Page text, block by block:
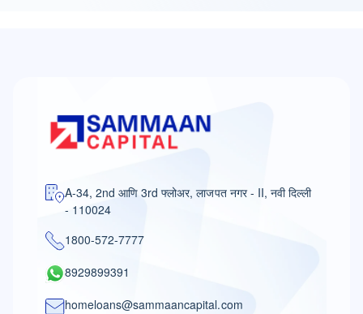
A-34, 2nd आणि 3rd फ्लोअर, लाजपत नगर - II, नवी दिल्ली
- 110024
1800-572-7777
8929899391
homeloans@sammaancapital.com